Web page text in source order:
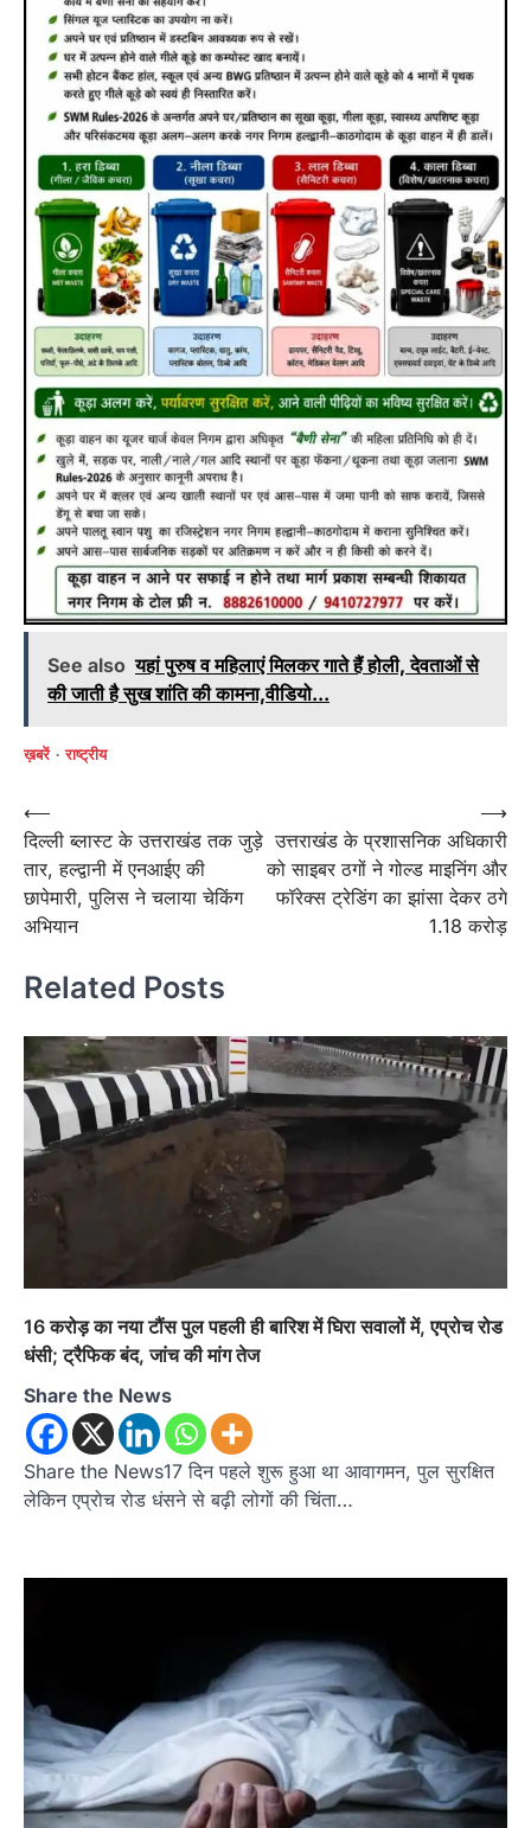
See also यहां पुरुष व महिलाएं मिलकर गाते हैं होली, देवताओं से
की जाती है सुख शांति की कामना,वीडियो...
ख़बरें राष्ट्रीय
Post
navigation
⟵
दिल्ली ब्लास्ट के उत्तराखंड तक जुड़े
तार, हल्द्वानी में एनआईए की
छापेमारी, पुलिस ने चलाया चेकिंग
अभियान
उत्तराखंड के प्रशासनिक अधिकारी
को साइबर ठगों ने गोल्ड माइनिंग और
फॉरेक्स ट्रेडिंग का झांसा देकर ठगे
1.18 करोड़
⟶
Related Posts
16 करोड़ का नया टौंस पुल पहली ही बारिश में घिरा सवालों में, एप्रोच रोड
धंसी; ट्रैफिक बंद, जांच की मांग तेज
Share the News
Share the News17 दिन पहले शुरू हुआ था आवागमन, पुल सुरक्षित
लेकिन एप्रोच रोड धंसने से बढ़ी लोगों की चिंता…
उत्तराखण्ड कुमाऊं ख़बरें नैनीताल